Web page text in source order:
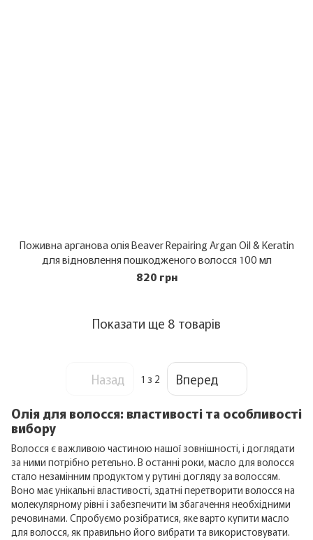
Поживна арганова олія Beaver Repairing Argan Oil & Keratin
для відновлення пошкодженого волосся 100 мл
820 грн
Показати ще 8 товарів
Назад 1 з 2
Вперед
Олія для волосся: властивості та особливості
вибору
Волосся є важливою частиною нашої зовнішності, і доглядати
за ними потрібно ретельно. В останні роки, масло для волосся
стало незамінним продуктом у рутині догляду за волоссям.
Воно має унікальні властивості, здатні перетворити волосся на
молекулярному рівні і забезпечити їм збагачення необхідними
речовинами. Спробуємо розібратися, яке варто купити масло
для волосся, як правильно його вибрати та використовувати.